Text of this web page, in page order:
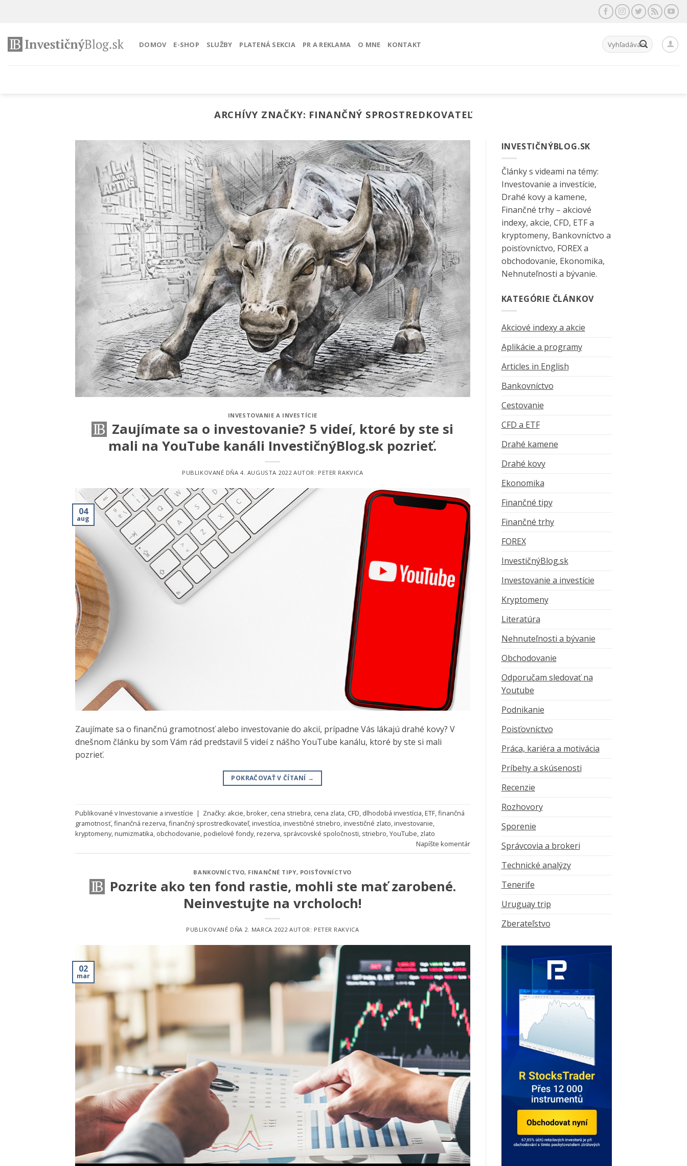
DOMOV E-SHOP SLUŽBY PLATENÁ SEKCIA PR A REKLAMA O MNE KONTAKT Hľadať:
ARCHÍVY ZNAČKY: FINANČNÝ SPROSTREDKOVATEĽ
INVESTOVANIE A INVESTÍCIE
Zaujímate sa o investovanie? 5 videí, ktoré by ste si
mali na YouTube kanáli InvestičnýBlog.sk pozrieť.
PUBLIKOVANÉ DŇA4. AUGUSTA 2022AUTOR: PETER RAKVICA
04
aug
Zaujímate sa o finančnú gramotnosť alebo investovanie do akcií, prípadne Vás lákajú drahé kovy? V
dnešnom článku by som Vám rád predstavil 5 videí z nášho YouTube kanálu, ktoré by ste si mali
pozrieť.
POKRAČOVAŤ V ČÍTANÍ →
Publikované vInvestovanie a investície | Značky: akcie,broker, cena striebra, cena zlata, CFD, dlhodobá investícia,ETF,finančná
gramotnosť,finančná rezerva,finančný sprostredkovateľ,investícia,investičné striebro,investičné zlato,investovanie,
kryptomeny,numizmatika, obchodovanie,podielové fondy,rezerva, správcovské spoločnosti, striebro,YouTube, zlato
Napíšte komentár
BANKOVNÍCTVO, FINANČNÉ TIPY, POISŤOVNÍCTVO
Pozrite ako ten fond rastie, mohli ste mať zarobené.
Neinvestujte na vrcholoch!
PUBLIKOVANÉ DŇA 2. MARCA 2022AUTOR: PETER RAKVICA
02
mar
INVESTIČNÝBLOG.SK
Články s videami na témy:
Investovanie a investície,
Drahé kovy a kamene,
Finančné trhy – akciové
indexy, akcie, CFD, ETF a
kryptomeny, Bankovníctvo a
poisťovníctvo, FOREX a
obchodovanie, Ekonomika,
Nehnuteľnosti a bývanie.
KATEGÓRIE ČLÁNKOV
Akciové indexy a akcie
Aplikácie a programy
Articles in English
Bankovníctvo
Cestovanie
CFD a ETF
Drahé kamene
Drahé kovy
Ekonomika
Finančné tipy
Finančné trhy
FOREX
InvestičnýBlog.sk
Investovanie a investície
Kryptomeny
Literatúra
Nehnuteľnosti a bývanie
Obchodovanie
Odporučam sledovať na
Youtube
Podnikanie
Poisťovníctvo
Práca, kariéra a motivácia
Príbehy a skúsenosti
Recenzie
Rozhovory
Sporenie
Správcovia a brokeri
Technické analýzy
Tenerife
Uruguay trip
Zberateľstvo